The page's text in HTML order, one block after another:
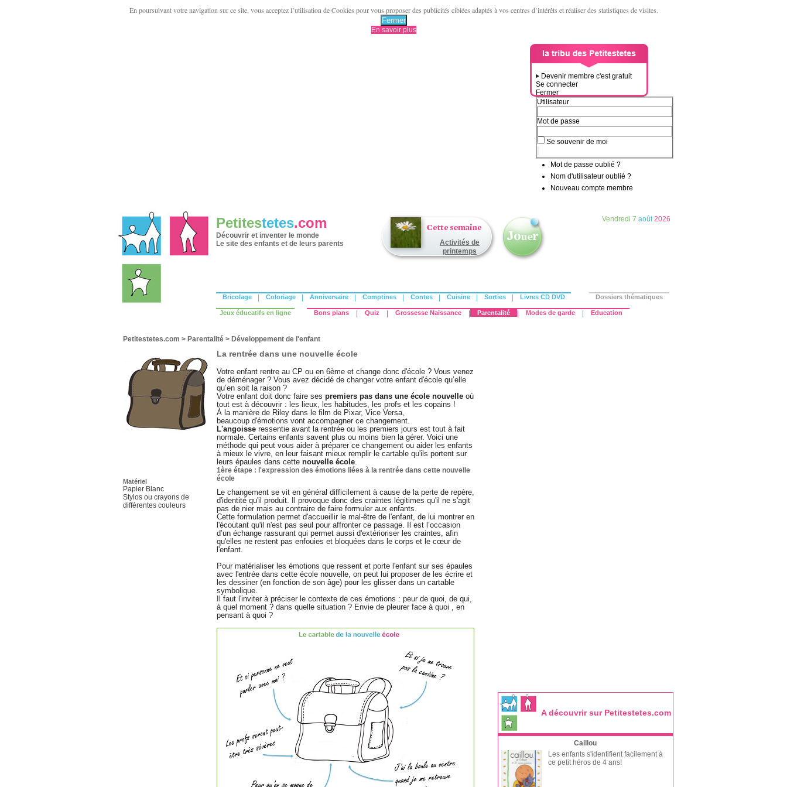
En poursuivant votre navigation sur ce site, vous acceptez l’utilisation de Cookies pour vous proposer des publicités ciblées adaptés à vos centres d’intérêts et réaliser des statistiques de visites.
Fermer
En savoir plus
Devenir membre c'est gratuit
Se connecter
Fermer
Utilisateur
Mot de passe
Se souvenir de moi
Mot de passe oublié ?
Nom d'utilisateur oublié ?
Nouveau compte membre
Petitestetes.com
Découvrir et inventer le monde
Le site des enfants et de leurs parents
Activités de
printemps
Vendredi 7 août2026
Bricolage Coloriage Anniversaire Comptines Contes Cuisine Sorties Livres CD DVD Dossiers thématiques
Jeux éducatifs en ligne Bons plans Quiz Grossesse Naissance Parentalité Modes de garde Education
Petitestetes.com > Parentalité > Développement de l'enfant
Matériel
Papier Blanc
Stylos ou crayons de
différentes couleurs
La rentrée dans une nouvelle école
Votre enfant rentre au CP ou en 6ème et change donc d'école ? Vous venez
de déménager ? Vous avez décidé de changer votre enfant d'école qu’elle
qu’en soit la raison ?
Votre enfant doit donc faire ses premiers pas dans une école nouvelleoù
tout est à découvrir : les lieux, les habitudes, les profs et les copains !
À la manière de Riley dans le film de Pixar, Vice Versa,
beaucoup d'émotions vont accompagner ce changement.
L'angoisseressentie avant la rentrée ou les premiers jours est tout à fait
normale. Certains enfants savent plus ou moins bien la gérer. Voici une
méthode qui peut vous aider à préparer ce changement ou aider les enfants
à mieux le vivre, en leur faisant mieux remplir le cartable qu'ils portent sur
leurs épaules dans cette nouvelle école.
1ère étape : l'expression des émotions liées à la rentrée dans cette nouvelle
école
Le changement se vit en général difficilement à cause de la perte de repère,
d'identité qu'il produit. Il provoque donc des craintes légitimes qu'il ne s'agit
pas de nier mais au contraire de faire formuler aux enfants.
Cette formulation permet d'accueillir le mal-être de l'enfant, de lui montrer en
l'écoutant qu'il n'est pas seul pour affronter ce passage. Il est l’occasion
d’un échange rassurant qui permet aussi d'extérioriser les craintes, afin
qu'elles ne restent pas enfouies et bloquées dans le corps et le cœur de
l'enfant.
Pour matérialiser les émotions que ressent et porte l'enfant sur ses épaules
avec l'entrée dans cette école nouvelle, on peut lui proposer de les écrire et
les dessiner (en fonction de son âge) pour les glisser dans un cartable
symbolique.
Il faut l'inviter à préciser le contexte de ces émotions : peur de quoi, de qui,
à quel moment ? dans quelle situation ? Envie de pleurer face à quoi , en
pensant à quoi ?
A découvrir sur Petitestetes.com
Caillou
Les enfants s'identifient facilement à
ce petit héros de 4 ans!